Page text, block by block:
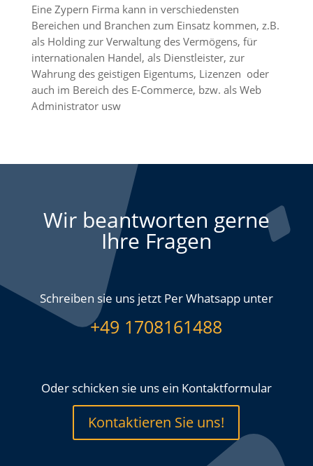
Eine Zypern Firma kann in verschiedensten
Bereichen und Branchen zum Einsatz kommen, z.B.
als Holding zur Verwaltung des Vermögens, für
internationalen Handel, als Dienstleister, zur
Wahrung des geistigen Eigentums, Lizenzen oder
auch im Bereich des E-Commerce, bzw. als Web
Administrator usw
Wir beantworten gerne
Ihre Fragen
Schreiben sie uns jetzt Per Whatsapp unter
+49 1708161488
Oder schicken sie uns ein Kontaktformular
Kontaktieren Sie uns!